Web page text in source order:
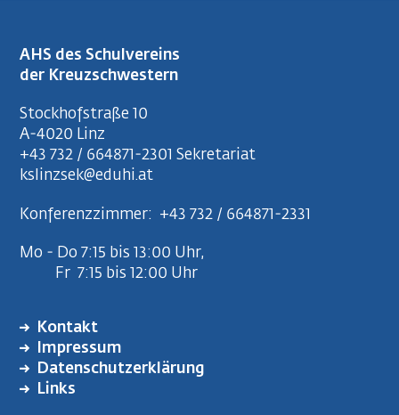
AHS des Schulvereins
der Kreuzschwestern
Stockhofstraße 10
A-4020 Linz
+43 732 / 664871-2301 Sekretariat
kslinzsek@eduhi.at
Konferenzzimmer: +43 732 / 664871-2331
Mo - Do 7:15 bis 13:00 Uhr,
Fr 7:15 bis 12:00 Uhr
FUSSZEILENMENÜ
Kontakt
Impressum
Datenschutzerklärung
Links